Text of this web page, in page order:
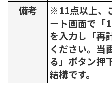
備考
※11点以上、
ート画面で「
を入力し「再
ください。当
る」ボタン押
結構です。